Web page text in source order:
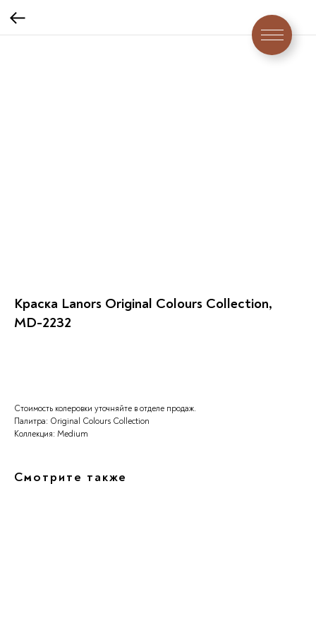
Краска Lanors Original Colours Collection,
MD-2232
Стоимость колеровки уточняйте в отделе продаж.
Палитра: Original Colours Collection
Коллекция: Medium
Смотрите также